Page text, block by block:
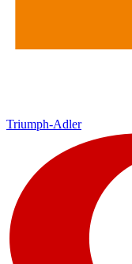
Triumph-Adler